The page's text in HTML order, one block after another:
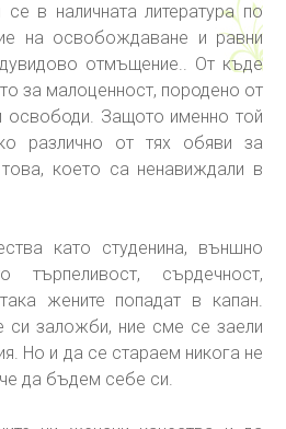
в наличната литература по
на освобождаване и равни
отмъщение.. От къде
за малоценност, породено от
Защото именно той
различно от тях обяви за
което са ненавиждали в
като студенина, външно
сърдечност,
жените попадат в капан.
заложби, ние сме се заели
Но и да се стараем никога не
да бъдем себе си.